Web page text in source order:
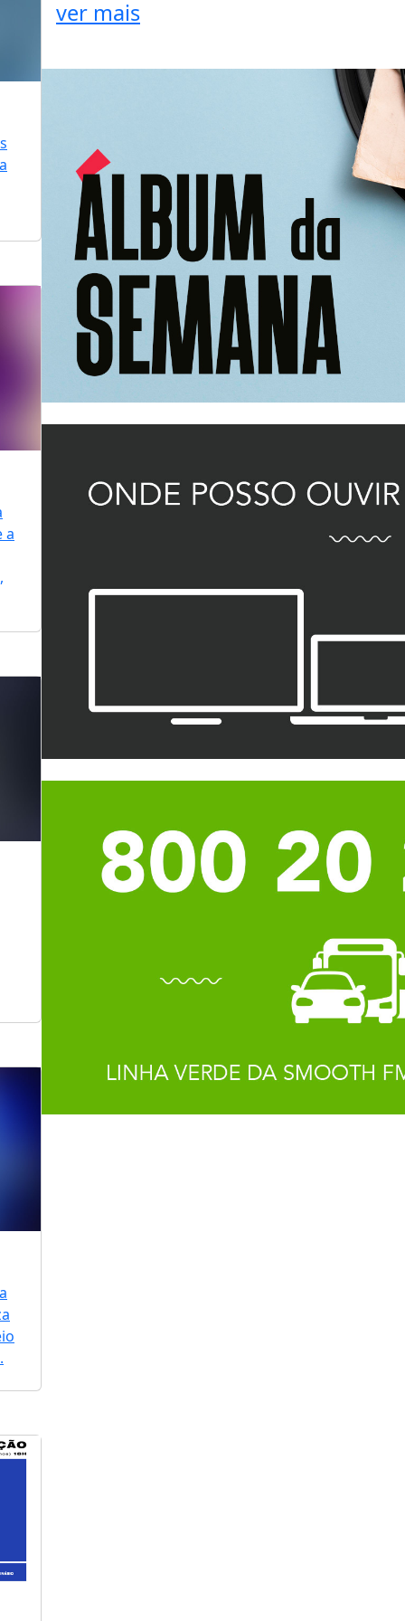
a
ver mais